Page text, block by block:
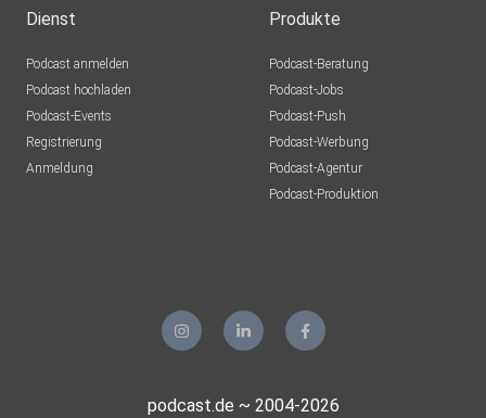
Dienst
Podcast anmelden
Podcast hochladen
Podcast-Events
Registrierung
Anmeldung
Produkte
Podcast-Beratung
Podcast-Jobs
Podcast-Push
Podcast-Werbung
Podcast-Agentur
Podcast-Produktion
podcast.de ~ 2004-2026